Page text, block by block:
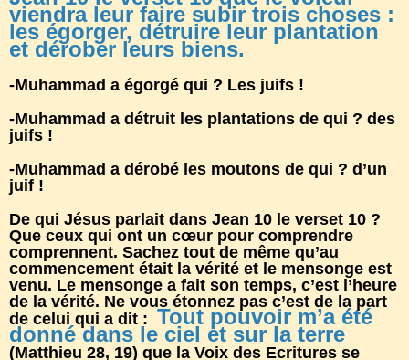
viendra leur faire subir trois choses :
les égorger, détruire leur plantation
et dérober leurs biens.
-Muhammad a égorgé qui ? Les juifs !
-Muhammad a détruit les plantations de qui ? des
juifs !
-Muhammad a dérobé les moutons de qui ? d’un
juif !
De qui Jésus parlait dans Jean 10 le verset 10 ?
Que ceux qui ont un cœur pour comprendre
comprennent. Sachez tout de même qu’au
commencement était la vérité et le mensonge est
venu. Le mensonge a fait son temps, c’est l’heure
de la vérité. Ne vous étonnez pas c’est de la part
de celui qui a dit : Tout pouvoir m’a été
donné dans le ciel et sur la terre
(Matthieu 28, 19) que la Voix des Ecritures se